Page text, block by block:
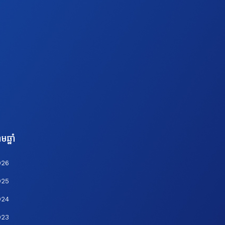
ឆ្នាំ